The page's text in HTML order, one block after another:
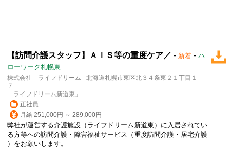
【訪問介護スタッフ】ＡｌＳ等の重度ケア／ - 新着 - ハ
ローワーク札幌東
株式会社 ライフドリーム - 北海道札幌市東区北３４条東２１丁目１－
７
「ライフドリーム新道東」
正社員
月給 251,000円 ～ 289,000円
弊社が運営する介護施設（ライフドリーム新道東）に入居されてい
る方等への訪問介護・ 障害福祉サービス（重度訪問介護・居宅介護
）をお願いします。